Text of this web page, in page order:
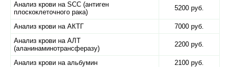
Анализ крови на SCC (антиген
плоскоклеточного рака)
5200 руб.
Анализ крови на АКТГ
7000 руб.
Анализ крови на АЛТ
(аланинаминотрансферазу)
2200 руб.
Анализ крови на альбумин
2100 руб.